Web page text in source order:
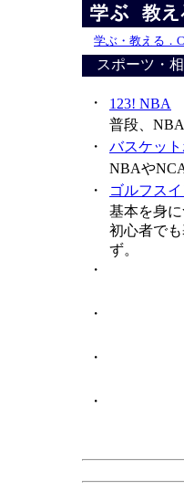
学ぶ・教える．
スポーツ・
・
123! NBA
普段、
・
バスケッ
NBAや
・
ゴルフス
基本を身
初心者で
ず。
・
・
・
・